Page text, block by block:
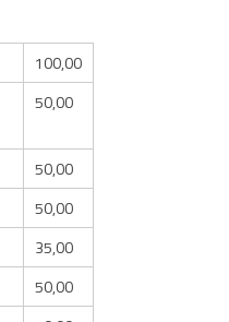
100,00
50,00
50,00
50,00
35,00
50,00